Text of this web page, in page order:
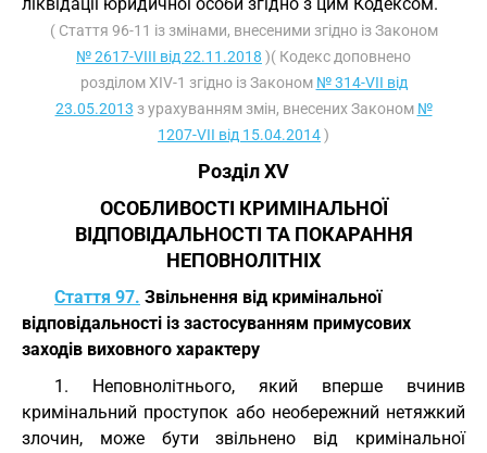
( Стаття 96-11 із змінами, внесеними згідно із Законом
№ 2617-VIII від 22.11.2018 )( Кодекс доповнено
розділом XIV-1 згідно із Законом № 314-VII від
23.05.2013 з урахуванням змін, внесених Законом №
1207-VII від 15.04.2014)
Розділ XV
ОСОБЛИВОСТІ КРИМІНАЛЬНОЇ
ВІДПОВІДАЛЬНОСТІ ТА ПОКАРАННЯ
НЕПОВНОЛІТНІХ
Стаття 97. Звільнення від кримінальної
відповідальності із застосуванням примусових
заходів виховного характеру
1. Неповнолітнього, який вперше вчинив
кримінальний проступок або необережний нетяжкий
злочин, може бути звільнено від кримінальної